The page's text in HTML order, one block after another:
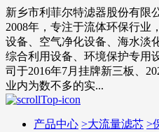
新乡市利菲尔特滤器股份有限
2008年，专注于流体环保行业
设备、空气净化设备、海水淡
综合利用设备、环境保护专用
司于2016年7月挂牌新三板、
业内为数不多的实...
产品中心 >大流量滤芯 >